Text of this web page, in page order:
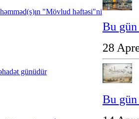
"Mövlud həftəsi"ni
günüdür
Bu
28
Bu